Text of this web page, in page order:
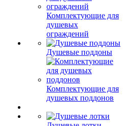
Комплектующие для
душевых
ограждений
Душевые поддоны
Комплектующие для
душевых поддонов